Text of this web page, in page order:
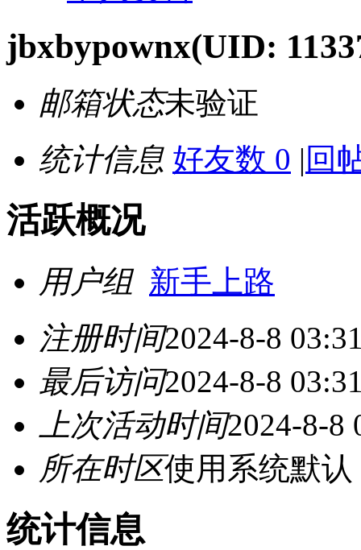
jbxbypownx(UID:
邮箱状态未验证
统计信息 好友数 0 | 回
活跃概况
用户组 新手上路
注册时间2024-8-8
最后访问2024-8-8
上次活动时间2024-8-8
所在时区使用系统默认
统计信息